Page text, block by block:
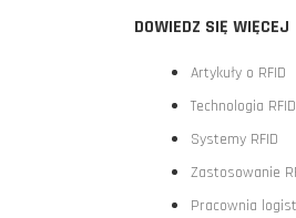
DOWIEDZ SIĘ WIĘCEJ
Artykuły o RFID
Technologia
Systemy RFID
Zastosowanie
Pracownia